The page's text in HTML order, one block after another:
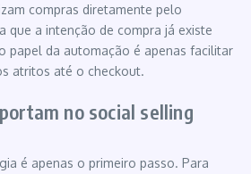
compras diretamente pelo
que a intenção de compra já existe
papel da automação é apenas facilitar
atritos até o checkout.
no social selling
é apenas o primeiro passo. Para